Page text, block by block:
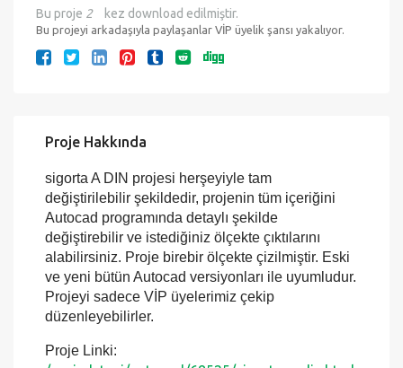
OLMALISINIZ
Bu proje 2 kez download edilmiştir.
Bu projeyi arkadaşıyla paylaşanlar VİP üyelik şansı yakalıyor.
Proje Hakkında
sigorta A DIN projesi herşeyiyle tam
değiştirilebilir şekildedir, projenin tüm içeriğini
Autocad programında detaylı şekilde
değiştirebilir ve istediğiniz ölçekte çıktılarını
alabilirsiniz. Proje birebir ölçekte çizilmiştir. Eski
ve yeni bütün Autocad versiyonları ile uyumludur.
düzenleyebilirler.